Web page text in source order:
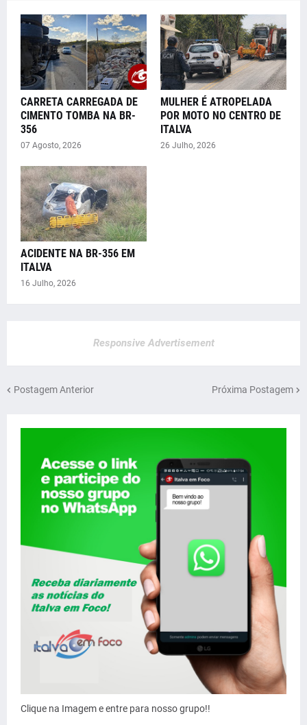
CARRETA CARREGADA DE
CIMENTO TOMBA NA BR-
356
07 Agosto, 2026
MULHER É ATROPELADA
POR MOTO NO CENTRO DE
ITALVA
26 Julho, 2026
ACIDENTE NA BR-356 EM
ITALVA
16 Julho, 2026
Responsive Advertisement
Postagem Anterior Próxima Postagem
Clique na Imagem e entre para nosso grupo!!